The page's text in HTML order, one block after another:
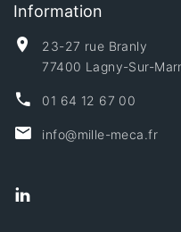
Information
23-27 rue Branly
77400 Lagny-Sur-
01 64 12 67 00
info@mille-meca.fr